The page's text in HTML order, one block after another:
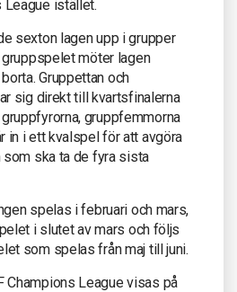
League istället.
sexton lagen upp i grupper
möter lagen
Gruppettan och
sig direkt till kvartsfinalerna
gruppfemmorna
in i ett kvalspel för att avgöra
som ska ta de fyra sista
spelas i februari och mars,
i slutet av mars och följs
som spelas från maj till juni.
Champions League visas på